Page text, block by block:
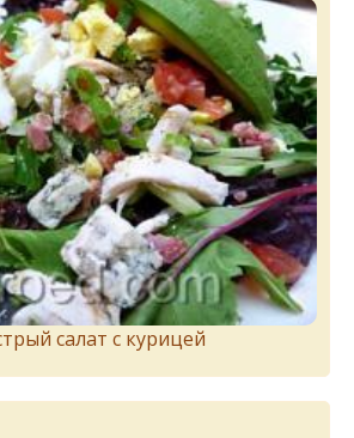
салат с курицей